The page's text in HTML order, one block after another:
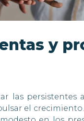
y
las persistentes
el